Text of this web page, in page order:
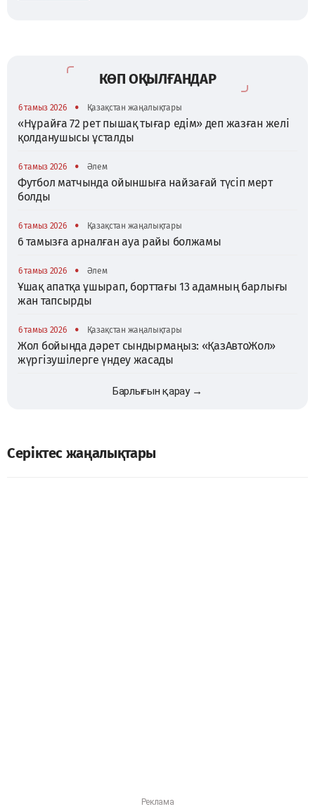
КӨП ОҚЫЛҒАНДАР
6 тамыз 2026 • Қазақстан жаңалықтары
«Нұрайға 72 рет пышақ тығар едім» деп жазған желі
қолданушысы ұсталды
6 тамыз 2026 • Әлем
Футбол матчында ойыншыға найзағай түсіп мерт
болды
6 тамыз 2026 • Қазақстан жаңалықтары
6 тамызға арналған ауа райы болжамы
6 тамыз 2026 • Әлем
Ұшақ апатқа ұшырап, борттағы 13 адамның барлығы
жан тапсырды
6 тамыз 2026 • Қазақстан жаңалықтары
Жол бойында дәрет сындырмаңыз: «ҚазАвтоЖол»
жүргізушілерге үндеу жасады
Барлығын қарау →
Серіктес жаңалықтары